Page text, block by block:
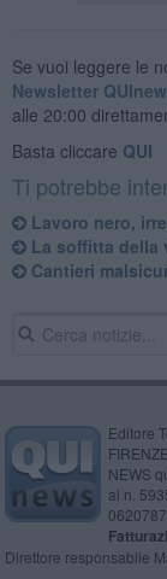
Se vuoi leggere le
Newsletter
alle 20:00
Basta cliccare QUI
Ti potrebbe
Lavoro nero,
La soffitta della
Cantieri
Editore
NEWS
al n.
Direttore responsabile